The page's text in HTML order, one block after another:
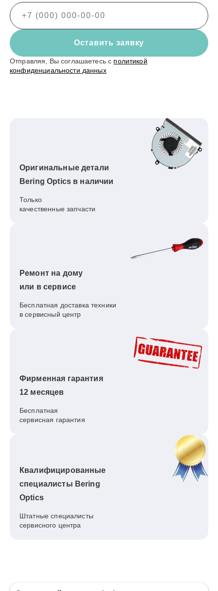
Оставить заявку
Отправляя, Вы соглашаетесь с политикой
конфиденциальности данных
Оригинальные детали
Bering Optics в наличии
Только
качественные запчасти
Ремонт на дому
или в сервисе
Бесплатная доставка техники
в сервисный центр
Фирменная гарантия
12 месяцев
Бесплатная
сервисная гарантия
Квалифицированные
специалисты Bering
Optics
Штатные специалисты
сервисного центра